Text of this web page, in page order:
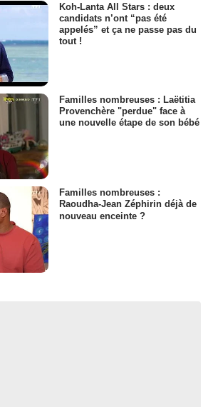
Koh-Lanta All Stars : deux
candidats n’ont “pas été
appelés” et ça ne passe pas du
tout !
Familles nombreuses : Laëtitia
Provenchère "perdue" face à
une nouvelle étape de son bébé
Familles nombreuses :
Raoudha-Jean Zéphirin déjà de
nouveau enceinte ?